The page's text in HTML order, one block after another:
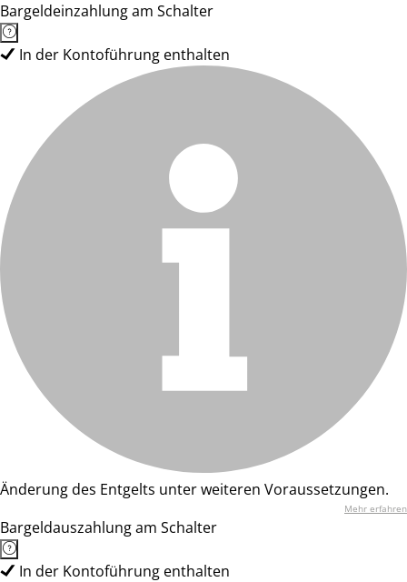
Bargeldeinzahlung am Schalter
In der Kontoführung enthalten
Änderung des Entgelts unter weiteren Voraussetzungen.
Mehr erfahren
Bargeldauszahlung am Schalter
In der Kontoführung enthalten